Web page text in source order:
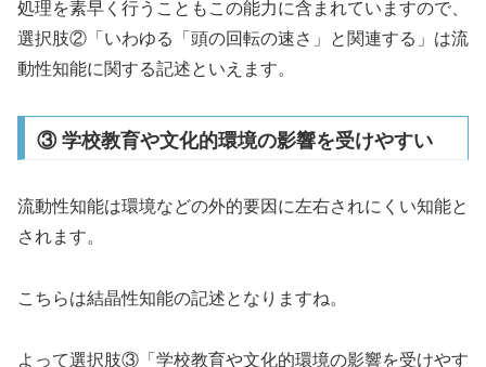
処理を素早く行うこともこの能力に含まれていますので、
選択肢②「いわゆる「頭の回転の速さ」と関連する」は流
動性知能に関する記述といえます。
③ 学校教育や文化的環境の影響を受けやすい
流動性知能は環境などの外的要因に左右されにくい知能と
されます。
こちらは結晶性知能の記述となりますね。
よって選択肢③「学校教育や文化的環境の影響を受けやす